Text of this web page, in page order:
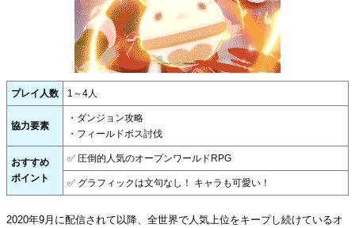
プレイ人数 1～4人
協力要素
・ダンジョン攻略
・フィールドボス討伐
おすすめ
ポイント
✅ 圧倒的人気のオープンワールドRPG
✅ グラフィックは文句なし！ キャラも可愛い！
2020年9月に配信されて以降、全世界で人気上位をキープし続けているオ